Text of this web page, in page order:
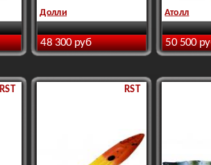
Долли
48 300 руб
Атолл
50 500
RST RST